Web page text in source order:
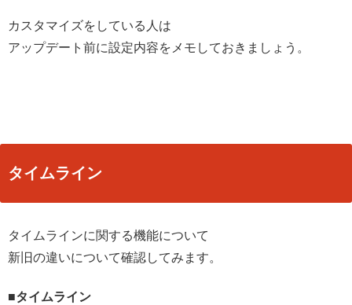
カスタマイズをしている人は
アップデート前に設定内容をメモしておきましょう。
タイムライン
タイムラインに関する機能について
新旧の違いについて確認してみます。
■タイムライン